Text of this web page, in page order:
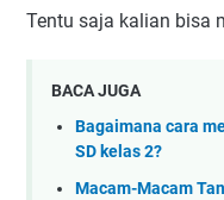
Tentu saja kalian bisa
BACA JUGA
Bagaimana cara
SD kelas 2?
Macam-Macam